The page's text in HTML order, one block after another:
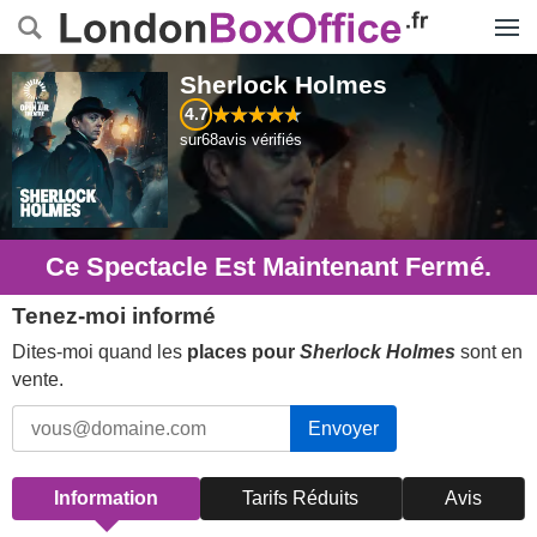
Sherlock Holmes
4.7
sur68avis vérifiés
Ce Spectacle Est Maintenant Fermé.
Tenez-moi informé
Dites-moi quand les places pour Sherlock Holmes sont en
vente.
Envoyer
Information Tarifs Réduits Avis